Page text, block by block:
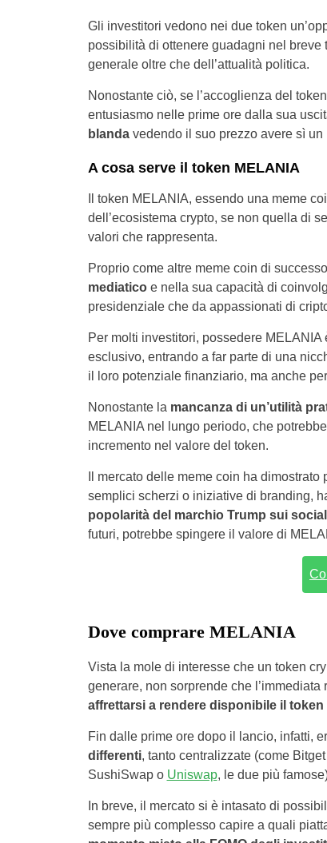
Gli investitori vedono nei due token
possibilità di ottenere guadagni nel
generale oltre che dell’attualità politica.
Nonostante ciò, se l’accoglienza del
entusiasmo nelle prime ore dalla sua
blanda vedendo il suo prezzo avere sì
A cosa serve il token MELANIA
Il token MELANIA, essendo una meme
dell’ecosistema crypto, se non quella di
valori che rappresenta.
Proprio come altre meme coin di
mediaticoe nella sua capacità di
presidenziale che da appassionati di
Per molti investitori, possedere MELANIA
esclusivo, entrando a far parte di una
il loro potenziale finanziario, ma anche
Nonostante la mancanza di un’utilità
MELANIA nel lungo periodo, che
incremento nel valore del token.
Il mercato delle meme coin ha
semplici scherzi o iniziative di branding,
popolarità del marchio Trump sui
futuri, potrebbe spingere il valore di
Dove comprare MELANIA
Vista la mole di interesse che un token
generare, non sorprende che
affrettarsi a rendere disponibile il
Fin dalle prime ore dopo il lancio, infatti,
differenti, tanto centralizzate (come
SushiSwap o Uniswap, le due più
In breve, il mercato si è intasato di
sempre più complesso capire a quali